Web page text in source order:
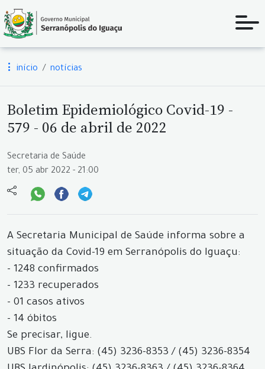
início notícias
Boletim Epidemiológico Covid-19 -
579 - 06 de abril de 2022
Secretaria de Saúde
ter, 05 abr 2022 - 21:00
A Secretaria Municipal de Saúde informa sobre a
situação da Covid-19 em Serranópolis do Iguaçu:
- 1248 confirmados
- 1233 recuperados
- 01 casos ativos
- 14 óbitos
Se precisar, ligue.
UBS Flor da Serra: (45) 3236-8353 / (45) 3236-8354